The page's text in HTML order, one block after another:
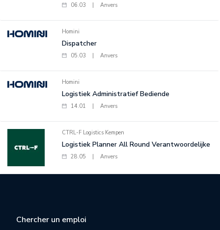
06.03 Anvers
Homini
Dispatcher
05.03 Anvers
Homini
Logistiek Administratief Bediende
14.01 Anvers
CTRL-F Logistics Kempen
Logistiek Planner All Round Verantwoordelijke
28.05 Anvers
Chercher un emploi